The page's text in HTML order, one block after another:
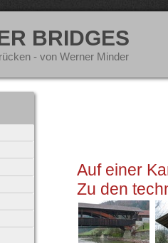
BRIDGES
- von Werner Minder
Auf einer
Zu den